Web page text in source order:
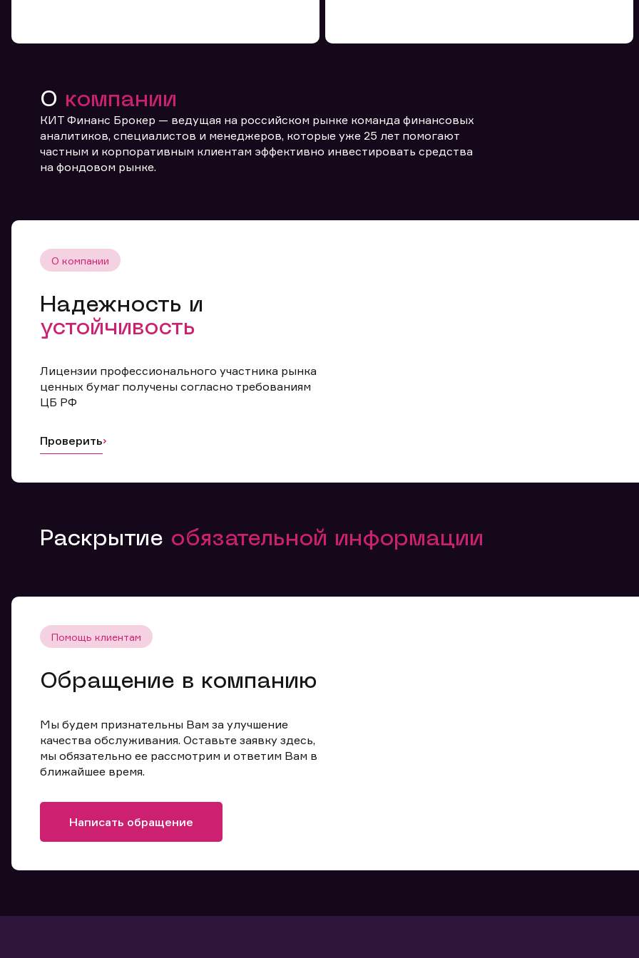
О компании
КИТ Финанс Брокер — ведущая на российском рынке команда финансовых
аналитиков, специалистов и менеджеров, которые уже 25 лет помогают
частным и корпоративным клиентам эффективно инвестировать средства
на фондовом рынке.
О компании
Надежность и
устойчивость
Лицензии профессионального участника рынка
ценных бумаг получены согласно требованиям
ЦБ РФ
Проверить
Раскрытие обязательной информации
Помощь клиентам
Обращение в компанию
Мы будем признательны Вам за улучшение
качества обслуживания. Оставьте заявку здесь,
мы обязательно ее рассмотрим и ответим Вам в
ближайшее время.
Написать обращение
Отправить заявку